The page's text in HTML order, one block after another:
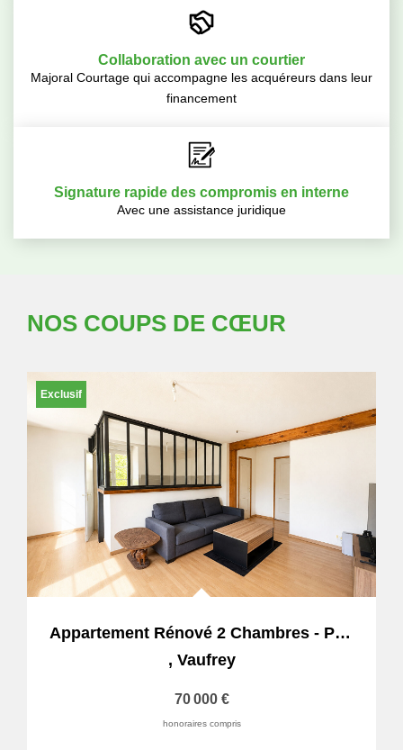
Collaboration avec un courtier
Majoral Courtage qui accompagne les acquéreurs dans leur
financement
Signature rapide des compromis en interne
Avec une assistance juridique
NOS COUPS DE CŒUR
Exclusif
Appartement Rénové 2 Chambres - Proche Frontière Suisse. 20...
, Vaufrey
70 000 €
honoraires compris